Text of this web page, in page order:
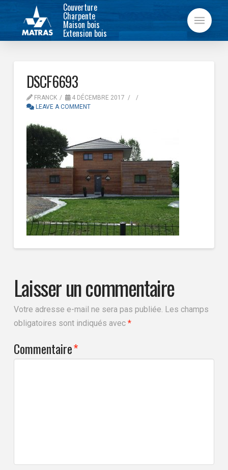
Couverture
Charpente
Maison bois
Extension bois
DSCF6693
FRANCK
4 DÉCEMBRE 2017
LEAVE A COMMENT
Laisser un commentaire
Votre adresse e-mail ne sera pas publiée. Les champs
obligatoires sont indiqués avec *
Commentaire*